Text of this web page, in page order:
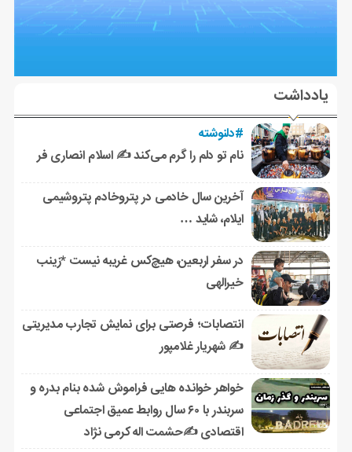
یادداشت
#دلنوشته
نام تو دلم را گرم می‌کند ✍️ اسلام انصاری فر
آخرین سال خادمی در پتروخادم پتروشیمی
ایلام، شاید …
در سفر اربعین، هیچ‌کس غریبه نیست *زینب
خیرالهی
انتصابات؛ فرصتی برای نمایش تجارب مدیریتی
✍ شهریار غلامپور
خواهر خوانده هایی فراموش شده بنام بدره و
سربندر با ۶۰ سال روابط عمیق اجتماعی
اقتصادی ✍حشمت اله کرمی نژاد